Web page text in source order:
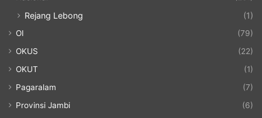
Rejang Lebong (1)
OI
(79)
OKUS
(22)
OKUT
(1)
Pagaralam
(7)
Provinsi Jambi
(6)